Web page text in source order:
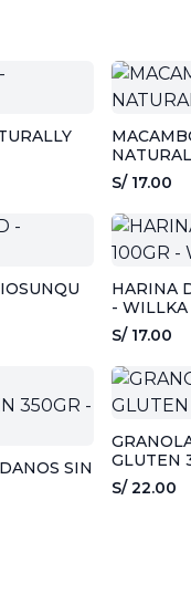
S/ 17.00
HARINA
- WILLKA
S/ 17.00
SIN
GLUTEN
S/ 22.00